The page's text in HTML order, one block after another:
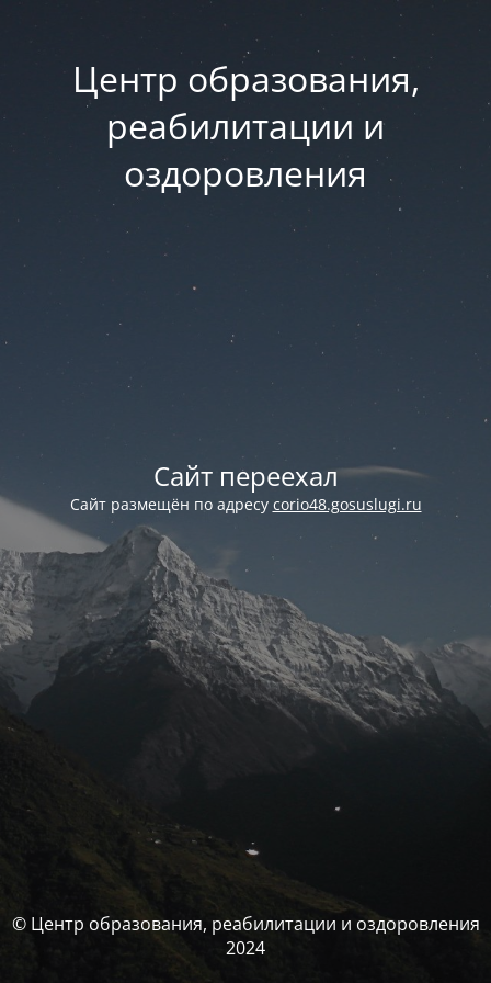
Центр образования,
реабилитации и
оздоровления
Сайт переехал
Сайт размещён по адресу corio48.gosuslugi.ru
© Центр образования, реабилитации и оздоровления
2024